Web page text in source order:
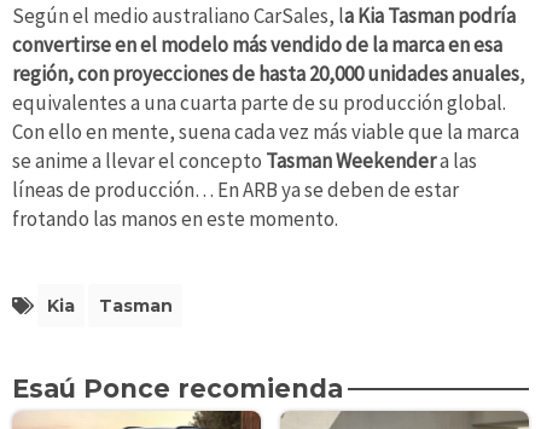
Según el medio australiano CarSales, la Kia Tasman podría
convertirse en el modelo más vendido de la marca en esa
región, con proyecciones de hasta 20,000 unidades anuales,
equivalentes a una cuarta parte de su producción global.
Con ello en mente, suena cada vez más viable que la marca
se anime a llevar el concepto Tasman Weekendera las
líneas de producción… En ARB ya se deben de estar
frotando las manos en este momento.
Kia Tasman
Esaú Ponce recomienda